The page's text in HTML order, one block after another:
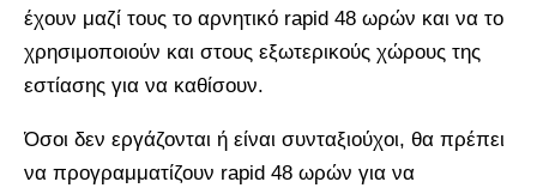
έχουν μαζί τους το αρνητικό rapid 48 ωρών και να το
χρησιμοποιούν και στους εξωτερικούς χώρους της
εστίασης για να καθίσουν.
Όσοι δεν εργάζονται ή είναι συνταξιούχοι, θα πρέπει
να προγραμματίζουν rapid 48 ωρών για να